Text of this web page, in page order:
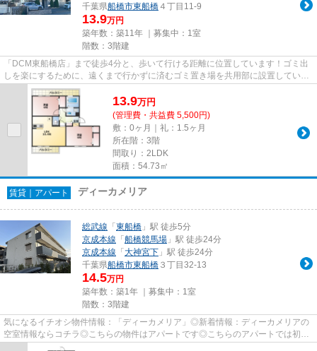
千葉県船橋市東船橋 ４丁目11-9
13.9万円
築年数：築11年 ｜募集中： 1室
階数：3階建
「DCM東船橋店」まで徒歩4分と、歩いて行ける距離に位置しています！ゴミ出
しを楽にするために、遠くまで行かずに済むゴミ置き場を共用部に設置していま
す！通勤やお出かけに便利な、...
13.9万円
(管理費・共益費 5,500円)
敷：0ヶ月｜礼：1.5ヶ月
所在階：3階
間取り：2LDK
面積：54.73㎡
賃貸｜アパート ディーカメリア
総武線 「 東船橋 」駅 徒歩5分
京成本線 「 船橋競馬場 」駅 徒歩24分
京成本線 「 大神宮下 」駅 徒歩24分
千葉県船橋市東船橋 ３丁目32-13
14.5万円
築年数：築1年 ｜募集中： 1室
階数：3階建
気になるイチオシ物件情報：「ディーカメリア」◎新着情報：ディーカメリアの
空室情報ならコチラ◎こちらの物件はアパートです◎こちらのアパートでは初期
費用をカードでお支払いいただけ...